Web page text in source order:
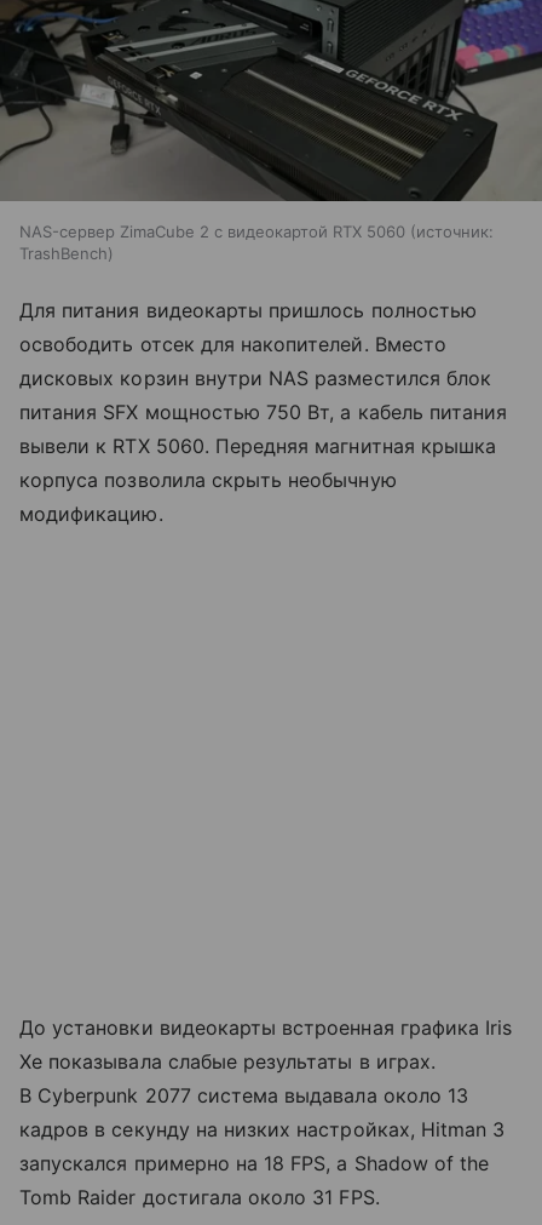
NAS-сервер ZimaCube 2 с видеокартой RTX 5060
источник:
TrashBench
Для питания видеокарты пришлось полностью
освободить отсек для накопителей. Вместо
дисковых корзин внутри NAS разместился блок
питания SFX мощностью 750 Вт, а кабель питания
вывели к RTX 5060. Передняя магнитная крышка
корпуса позволила скрыть необычную
модификацию.
До установки видеокарты встроенная графика Iris
Xe показывала слабые результаты в играх.
В Cyberpunk 2077 система выдавала около 13
кадров в секунду на низких настройках, Hitman 3
запускался примерно на 18 FPS, а Shadow of the
Tomb Raider достигала около 31 FPS.